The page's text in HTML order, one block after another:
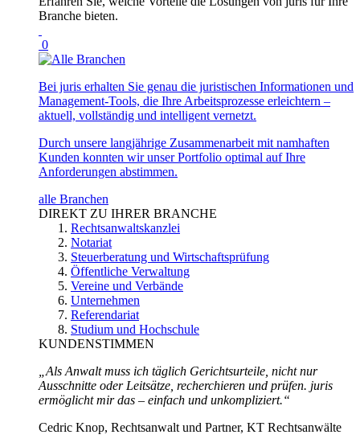
Branche bieten.
0
Bei juris erhalten Sie genau die juristischen Informationen und
Management-Tools, die Ihre Arbeitsprozesse erleichtern –
aktuell, vollständig und intelligent vernetzt.
Durch unsere langjährige Zusammenarbeit mit namhaften
Kunden konnten wir unser Portfolio optimal auf Ihre
Anforderungen abstimmen.
alle Branchen
DIREKT ZU IHRER BRANCHE
Rechtsanwaltskanzlei
Notariat
Steuerberatung und Wirtschaftsprüfung
Öffentliche Verwaltung
Vereine und Verbände
Unternehmen
Referendariat
Studium und Hochschule
KUNDENSTIMMEN
„Als Anwalt muss ich täglich Gerichtsurteile, nicht nur
Ausschnitte oder Leitsätze, recherchieren und prüfen. juris
ermöglicht mir das – einfach und unkompliziert.“
Cedric Knop, Rechtsanwalt und Partner, KT Rechtsanwälte